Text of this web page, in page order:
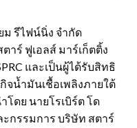
ม รีไฟน์นิ่ง จำกัด
าร์ ฟูเอลส์ มาร์เก็ตติ้ง
และเป็นผู้ได้รับสิทธิ
จน้ำมันเชื้อเพลิงภายใต้
โดย นายโรเบิร์ต โด
กรรมการ บริษัท สตาร์